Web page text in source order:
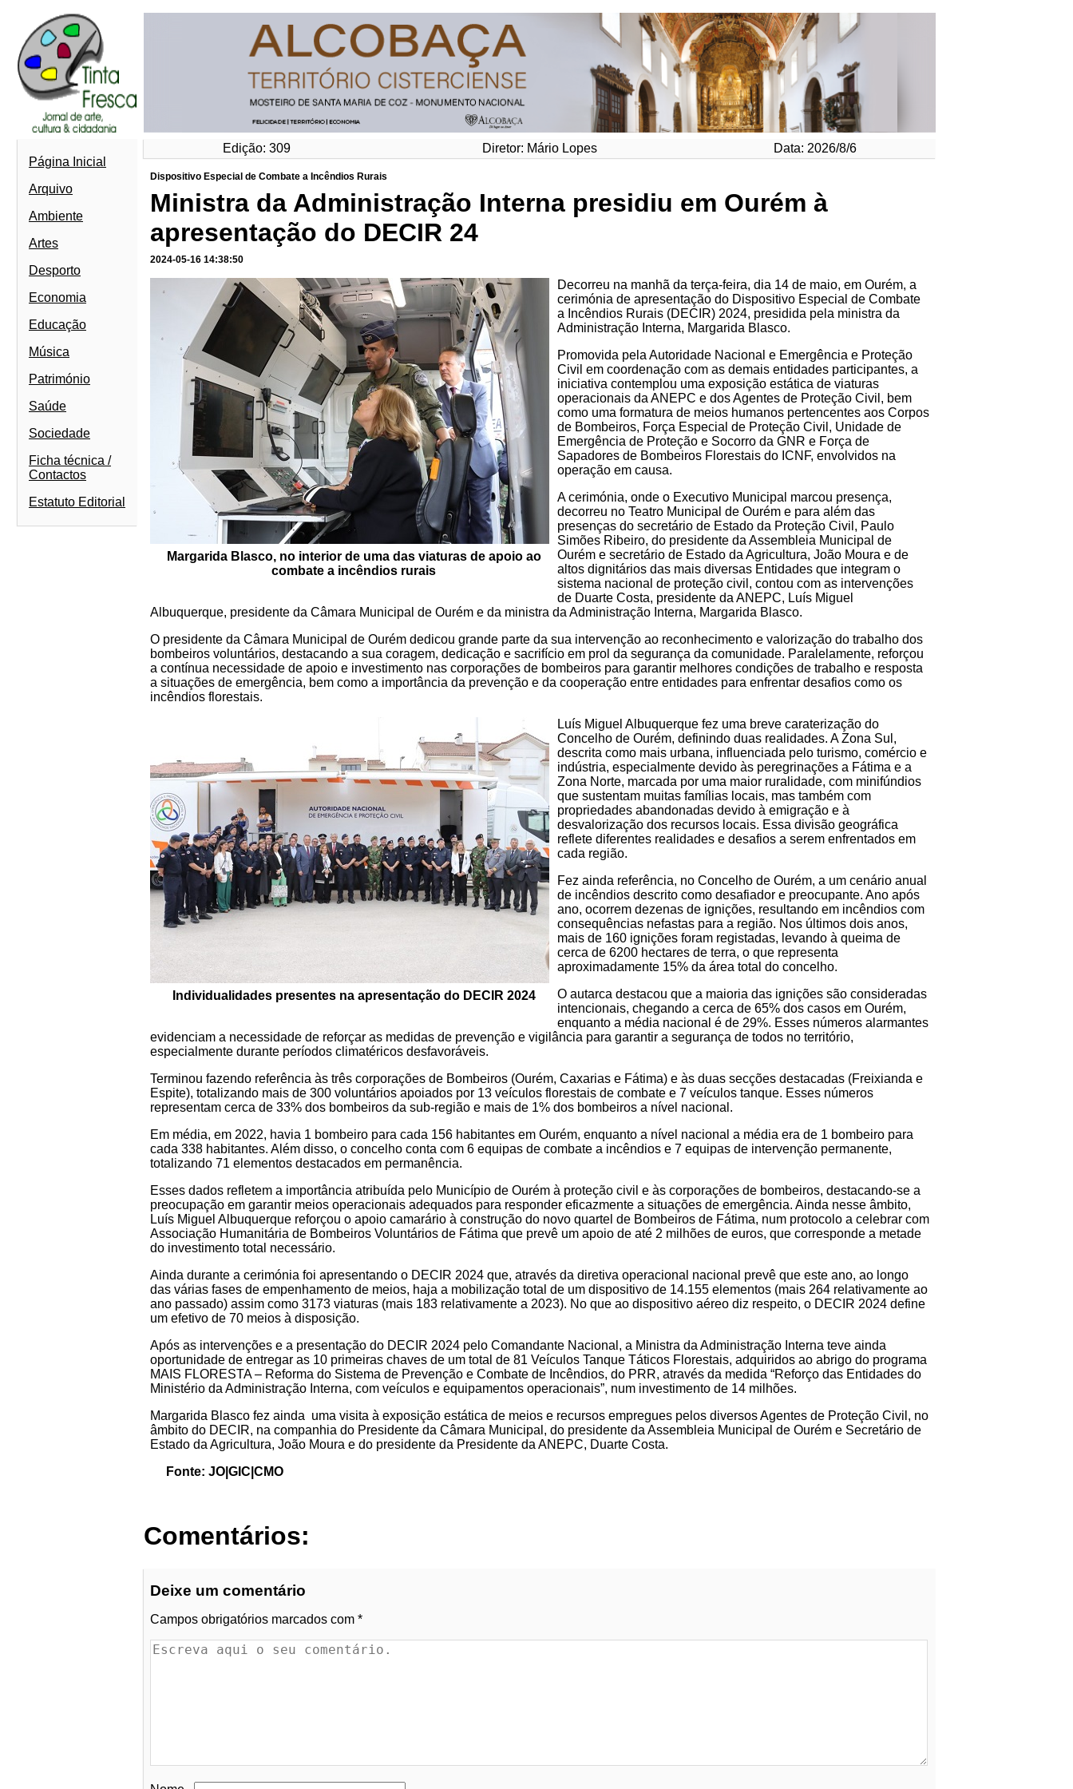
Edição: 309 Diretor: Mário Lopes
Data: 2026/8/6
Página Inicial
Arquivo
Ambiente
Artes
Desporto
Economia
Educação
Música
Património
Saúde
Sociedade
Ficha técnica /
Contactos
Estatuto Editorial
Dispositivo Especial de Combate a Incêndios Rurais
Ministra da Administração Interna presidiu em Ourém à
apresentação do DECIR 24
2024-05-16 14:38:50
Margarida Blasco, no interior de uma das viaturas de apoio ao
combate a incêndios rurais
Decorreu na manhã da terça-feira, dia 14 de maio, em Ourém, a
cerimónia de apresentação do Dispositivo Especial de Combate
a Incêndios Rurais (DECIR) 2024, presidida pela ministra da
Administração Interna, Margarida Blasco.
Promovida pela Autoridade Nacional e Emergência e Proteção
Civil em coordenação com as demais entidades participantes, a
iniciativa contemplou uma exposição estática de viaturas
operacionais da ANEPC e dos Agentes de Proteção Civil, bem
como uma formatura de meios humanos pertencentes aos Corpos
de Bombeiros, Força Especial de Proteção Civil, Unidade de
Emergência de Proteção e Socorro da GNR e Força de
Sapadores de Bombeiros Florestais do ICNF, envolvidos na
operação em causa.
A cerimónia, onde o Executivo Municipal marcou presença,
decorreu no Teatro Municipal de Ourém e para além das
presenças do secretário de Estado da Proteção Civil, Paulo
Simões Ribeiro, do presidente da Assembleia Municipal de
Ourém e secretário de Estado da Agricultura, João Moura e de
altos dignitários das mais diversas Entidades que integram o
sistema nacional de proteção civil, contou com as intervenções
de Duarte Costa, presidente da ANEPC, Luís Miguel
Albuquerque, presidente da Câmara Municipal de Ourém e da ministra da Administração Interna, Margarida Blasco.
O presidente da Câmara Municipal de Ourém dedicou grande parte da sua intervenção ao reconhecimento e valorização do trabalho dos
bombeiros voluntários, destacando a sua coragem, dedicação e sacrifício em prol da segurança da comunidade. Paralelamente, reforçou
a contínua necessidade de apoio e investimento nas corporações de bombeiros para garantir melhores condições de trabalho e resposta
a situações de emergência, bem como a importância da prevenção e da cooperação entre entidades para enfrentar desafios como os
incêndios florestais.
Individualidades presentes na apresentação do DECIR 2024
Luís Miguel Albuquerque fez uma breve caraterização do
Concelho de Ourém, definindo duas realidades. A Zona Sul,
descrita como mais urbana, influenciada pelo turismo, comércio e
indústria, especialmente devido às peregrinações a Fátima e a
Zona Norte, marcada por uma maior ruralidade, com minifúndios
que sustentam muitas famílias locais, mas também com
propriedades abandonadas devido à emigração e à
desvalorização dos recursos locais. Essa divisão geográfica
reflete diferentes realidades e desafios a serem enfrentados em
cada região.
Fez ainda referência, no Concelho de Ourém, a um cenário anual
de incêndios descrito como desafiador e preocupante. Ano após
ano, ocorrem dezenas de ignições, resultando em incêndios com
consequências nefastas para a região. Nos últimos dois anos,
mais de 160 ignições foram registadas, levando à queima de
cerca de 6200 hectares de terra, o que representa
aproximadamente 15% da área total do concelho.
O autarca destacou que a maioria das ignições são consideradas
intencionais, chegando a cerca de 65% dos casos em Ourém,
enquanto a média nacional é de 29%. Esses números alarmantes
evidenciam a necessidade de reforçar as medidas de prevenção e vigilância para garantir a segurança de todos no território,
especialmente durante períodos climatéricos desfavoráveis.
Terminou fazendo referência às três corporações de Bombeiros (Ourém, Caxarias e Fátima) e às duas secções destacadas (Freixianda e
Espite), totalizando mais de 300 voluntários apoiados por 13 veículos florestais de combate e 7 veículos tanque. Esses números
representam cerca de 33% dos bombeiros da sub-região e mais de 1% dos bombeiros a nível nacional.
Em média, em 2022, havia 1 bombeiro para cada 156 habitantes em Ourém, enquanto a nível nacional a média era de 1 bombeiro para
cada 338 habitantes. Além disso, o concelho conta com 6 equipas de combate a incêndios e 7 equipas de intervenção permanente,
totalizando 71 elementos destacados em permanência.
Esses dados refletem a importância atribuída pelo Município de Ourém à proteção civil e às corporações de bombeiros, destacando-se a
preocupação em garantir meios operacionais adequados para responder eficazmente a situações de emergência. Ainda nesse âmbito,
Luís Miguel Albuquerque reforçou o apoio camarário à construção do novo quartel de Bombeiros de Fátima, num protocolo a celebrar com
Associação Humanitária de Bombeiros Voluntários de Fátima que prevê um apoio de até 2 milhões de euros, que corresponde a metade
do investimento total necessário.
Ainda durante a cerimónia foi apresentando o DECIR 2024 que, através da diretiva operacional nacional prevê que este ano, ao longo
das várias fases de empenhamento de meios, haja a mobilização total de um dispositivo de 14.155 elementos (mais 264 relativamente ao
ano passado) assim como 3173 viaturas (mais 183 relativamente a 2023). No que ao dispositivo aéreo diz respeito, o DECIR 2024 define
um efetivo de 70 meios à disposição.
Após as intervenções e a presentação do DECIR 2024 pelo Comandante Nacional, a Ministra da Administração Interna teve ainda
oportunidade de entregar as 10 primeiras chaves de um total de 81 Veículos Tanque Táticos Florestais, adquiridos ao abrigo do programa
MAIS FLORESTA – Reforma do Sistema de Prevenção e Combate de Incêndios, do PRR, através da medida “Reforço das Entidades do
Ministério da Administração Interna, com veículos e equipamentos operacionais”, num investimento de 14 milhões.
Margarida Blasco fez ainda uma visita à exposição estática de meios e recursos empregues pelos diversos Agentes de Proteção Civil, no
âmbito do DECIR, na companhia do Presidente da Câmara Municipal, do presidente da Assembleia Municipal de Ourém e Secretário de
Estado da Agricultura, João Moura e do presidente da Presidente da ANEPC, Duarte Costa.
Fonte: JO|GIC|CMO
Comentários:
Deixe um comentário
Campos obrigatórios marcados com *